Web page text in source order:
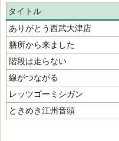
タイトル
ありがとう西武大津店
膳所から来ました
階段は走らない
線がつながる
レッツゴーミシガン
ときめき江州音頭